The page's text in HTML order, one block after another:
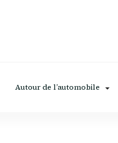
Autour de l’automobile